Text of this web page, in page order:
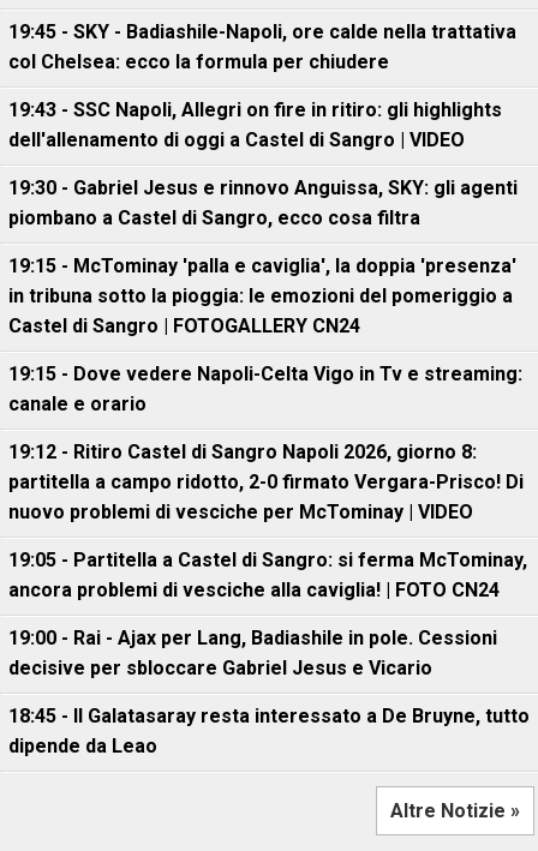
19:45 - SKY - Badiashile-Napoli, ore calde nella trattativa
col Chelsea: ecco la formula per chiudere
19:43 - SSC Napoli, Allegri on fire in ritiro: gli highlights
dell'allenamento di oggi a Castel di Sangro | VIDEO
19:30 - Gabriel Jesus e rinnovo Anguissa, SKY: gli agenti
piombano a Castel di Sangro, ecco cosa filtra
19:15 - McTominay 'palla e caviglia', la doppia 'presenza'
in tribuna sotto la pioggia: le emozioni del pomeriggio a
Castel di Sangro | FOTOGALLERY CN24
19:15 - Dove vedere Napoli-Celta Vigo in Tv e streaming:
canale e orario
19:12 - Ritiro Castel di Sangro Napoli 2026, giorno 8:
partitella a campo ridotto, 2-0 firmato Vergara-Prisco! Di
nuovo problemi di vesciche per McTominay | VIDEO
19:05 - Partitella a Castel di Sangro: si ferma McTominay,
ancora problemi di vesciche alla caviglia! | FOTO CN24
19:00 - Rai - Ajax per Lang, Badiashile in pole. Cessioni
decisive per sbloccare Gabriel Jesus e Vicario
18:45 - Il Galatasaray resta interessato a De Bruyne, tutto
dipende da Leao
Altre Notizie »